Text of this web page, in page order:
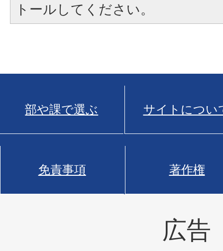
トールしてください。
部や課で選ぶ サイトについ
免責事項 著作権
広告